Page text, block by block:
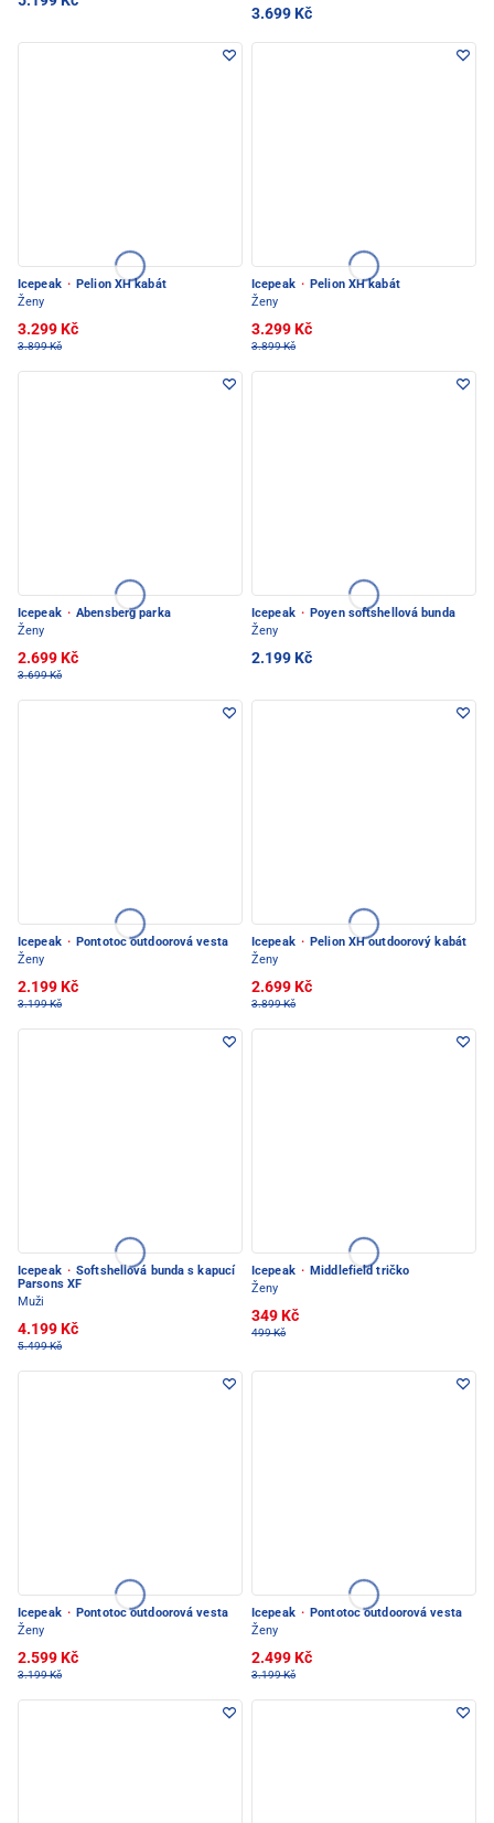
3.699 Kč
Icepeak · Pelion XH kabát
Ženy
3.299 Kč
3.899 Kč
Icepeak · Pelion XH kabát
Ženy
3.299 Kč
3.899 Kč
Icepeak · Abensberg parka
Ženy
2.699 Kč
3.699 Kč
Icepeak · Poyen softshellová bunda
Ženy
2.199 Kč
Icepeak · Pontotoc outdoorová vesta
Ženy
2.199 Kč
3.199 Kč
Icepeak · Pelion XH outdoorový kabát
Ženy
2.699 Kč
3.899 Kč
Icepeak · Softshellová bunda s kapucí
Parsons XF
Muži
4.199 Kč
5.499 Kč
Icepeak · Middlefield tričko
Ženy
349 Kč
499 Kč
Icepeak · Pontotoc outdoorová vesta
Ženy
2.599 Kč
3.199 Kč
Icepeak · Pontotoc outdoorová vesta
Ženy
2.499 Kč
3.199 Kč